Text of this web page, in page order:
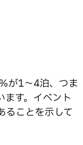
が1〜4泊、つま
ます。イベント
ることを示して